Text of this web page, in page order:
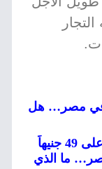
في مصر… هل
قفزة مفاجئة: الدولار يعاود الصعود لأعلى 49 جنيهاً
ما الذي